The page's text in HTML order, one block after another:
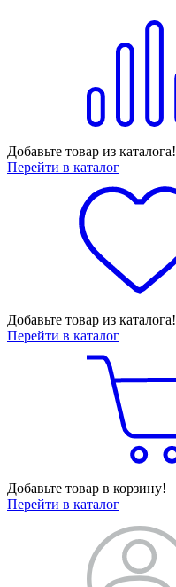
Добавьте товар из каталога!
Перейти в каталог
Добавьте товар из каталога!
Перейти в каталог
Добавьте товар в корзину!
Перейти в каталог